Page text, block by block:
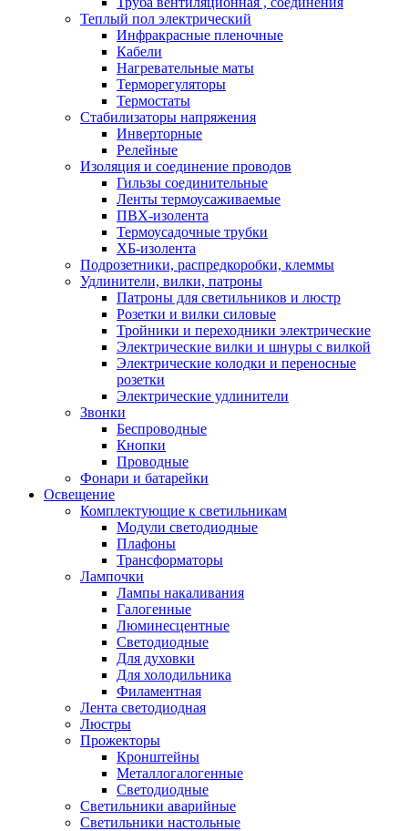
Теплый пол электрический
Инфракрасные пленочные
Кабели
Нагревательные маты
Терморегуляторы
Термостаты
Стабилизаторы напряжения
Инверторные
Релейные
Изоляция и соединение проводов
Гильзы соединительные
Ленты термоусаживаемые
ПВХ-изолента
Термоусадочные трубки
ХБ-изолента
Подрозетники, распредкоробки, клеммы
Удлинители, вилки, патроны
Патроны для светильников и люстр
Розетки и вилки силовые
Тройники и переходники электрические
Электрические вилки и шнуры с вилкой
Электрические колодки и переносные
розетки
Электрические удлинители
Звонки
Беспроводные
Кнопки
Проводные
Фонари и батарейки
Освещение
Комплектующие к светильникам
Модули светодиодные
Плафоны
Трансформаторы
Лампочки
Лампы накаливания
Галогенные
Люминесцентные
Светодиодные
Для духовки
Для холодильника
Филаментная
Лента светодиодная
Люстры
Прожекторы
Кронштейны
Металлогалогенные
Светодиодные
Светильники аварийные
Светильники настольные